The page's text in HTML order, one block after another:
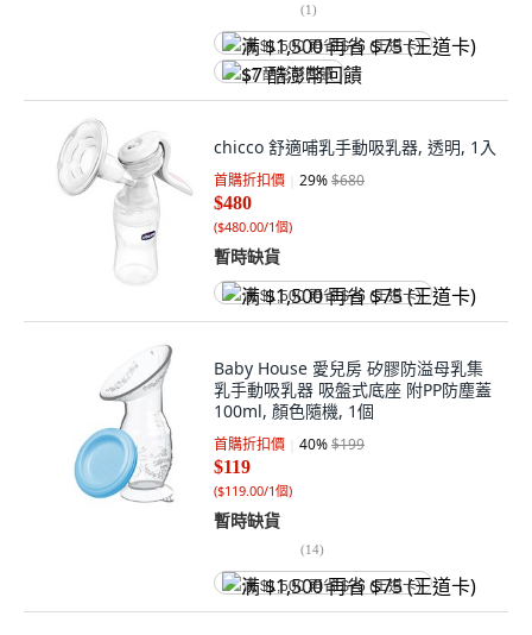
(1)
满 $1,500 再省 $75 (王道卡)
$7 酷澎幣回饋
chicco 舒適哺乳手動吸乳器, 透明, 1入
首購折扣價 29%$680
$480
($480.00/1個)
暫時缺貨
满 $1,500 再省 $75 (王道卡)
Baby House 愛兒房 矽膠防溢母乳集
乳手動吸乳器 吸盤式底座 附PP防塵蓋
100ml, 顏色隨機, 1個
首購折扣價 40%$199
$119
($119.00/1個)
暫時缺貨
(14)
满 $1,500 再省 $75 (王道卡)